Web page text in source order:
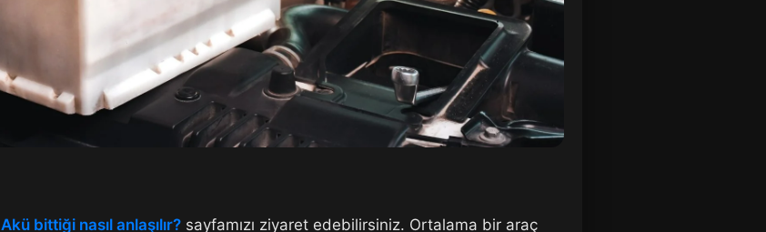
Akü bittiği nasıl anlaşılır? sayfamızı ziyaret edebilirsiniz. Ortalama bir araç